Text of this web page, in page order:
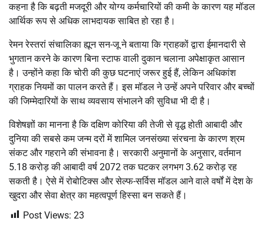
कहना है कि बढ़ती मजदूरी और योग्य कर्मचारियों की कमी के कारण यह मॉडल
आर्थिक रूप से अधिक लाभदायक साबित हो रहा है।
रेमन रेस्तरां संचालिका ह्यून सन-जू ने बताया कि ग्राहकों द्वारा ईमानदारी से
भुगतान करने के कारण बिना स्टाफ वाली दुकान चलाना अपेक्षाकृत आसान
है। उन्होंने कहा कि चोरी की कुछ घटनाएं जरूर हुई हैं, लेकिन अधिकांश
ग्राहक नियमों का पालन करते हैं। इस मॉडल ने उन्हें अपने परिवार और बच्चों
की जिम्मेदारियों के साथ व्यवसाय संभालने की सुविधा भी दी है।
विशेषज्ञों का मानना है कि दक्षिण कोरिया की तेजी से वृद्ध होती आबादी और
दुनिया की सबसे कम जन्म दरों में शामिल जनसंख्या संरचना के कारण श्रम
संकट और गहराने की संभावना है। सरकारी अनुमानों के अनुसार, वर्तमान
5.18 करोड़ की आबादी वर्ष 2072 तक घटकर लगभग 3.62 करोड़ रह
सकती है। ऐसे में रोबोटिक्स और सेल्फ-सर्विस मॉडल आने वाले वर्षों में देश के
खुदरा और सेवा क्षेत्र का महत्वपूर्ण हिस्सा बन सकते हैं।
Post Views: 23